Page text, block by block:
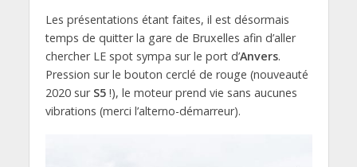
Les présentations étant faites, il est désormais
temps de quitter la gare de Bruxelles afin d’aller
chercher LE spot sympa sur le port d’Anvers.
Pression sur le bouton cerclé de rouge (nouveauté
2020 sur S5!), le moteur prend vie sans aucunes
vibrations (merci l’alterno-démarreur).